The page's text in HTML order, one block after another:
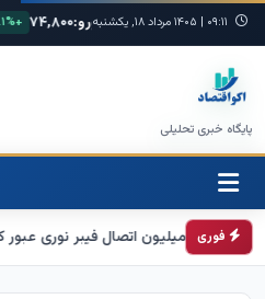
۰۹:۱۱ | ۱۴۰۵ مرداد ۱۸, یکشنبه ۶۸,۴۲۰ +۰.۳% یورو:۷۴,۸۰۰ +۰.۱% طلای ۱۸ عیار:
پایگاه خبری تحلیلی
فوری